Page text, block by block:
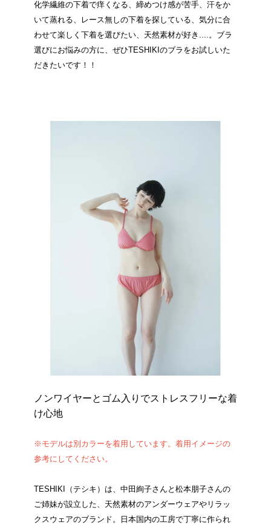
化学繊維の下着で痒くなる、締めつけ感が苦手、汗をか
いて蒸れる、レース無しの下着を探している、気分に合
わせて楽しく下着を選びたい、天然素材が好き....。ブラ
選びにお悩みの方に、ぜひTESHIKIのブラをお試しいた
だきたいです！！
ノンワイヤーとゴム入りでストレスフリーな着
け心地
※モデルは別カラーを着用しています。着用イメージの
参考にしてください。
TESHIKI（テシキ）は、中田絢子さんと松本朋子さんの
ご姉妹が設立した、天然素材のアンダーウェアやリラッ
クスウェアのブランド。日本国内の工房で丁寧に作られ